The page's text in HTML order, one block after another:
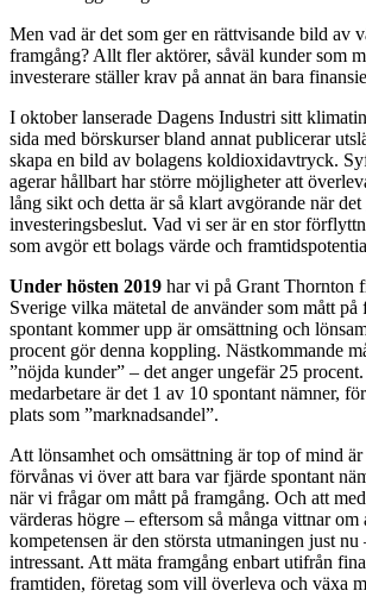
Men vad är det som ger en rättvisande bild av
framgång? Allt fler aktörer, såväl kunder som
investerare ställer krav på annat än bara
I oktober lanserade Dagens Industri sitt
sida med börskurser bland annat publicerar
skapa en bild av bolagens koldioxidavtryck.
agerar hållbart har större möjligheter att
lång sikt och detta är så klart avgörande när
investeringsbeslut. Vad vi ser är en stor
som avgör ett bolags värde och
Under hösten 2019 har vi på Grant Thornton
Sverige vilka mätetal de använder som mått på
spontant kommer upp är omsättning och
procent gör denna koppling. Nästkommande
”nöjda kunder” – det anger ungefär 25
medarbetare är det 1 av 10 spontant nämner,
plats som ”marknadsandel”.
Att lönsamhet och omsättning är top of mind
förvånas vi över att bara var fjärde spontant
när vi frågar om mått på framgång. Och att
värderas högre – eftersom så många vittnar om
kompetensen är den största utmaningen just nu
intressant. Att mäta framgång enbart utifrån
framtiden, företag som vill överleva och växa